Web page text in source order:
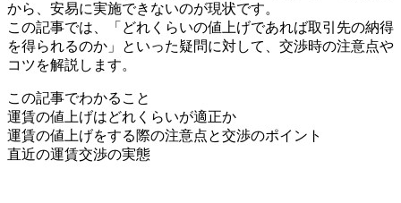
から、安易に実施できないのが現状です。
この記事では、「どれくらいの値上げであれば取引先の納得
を得られるのか」といった疑問に対して、交渉時の注意点や
コツを解説します。
この記事でわかること
運賃の値上げはどれくらいが適正か
運賃の値上げをする際の注意点と交渉のポイント
直近の運賃交渉の実態